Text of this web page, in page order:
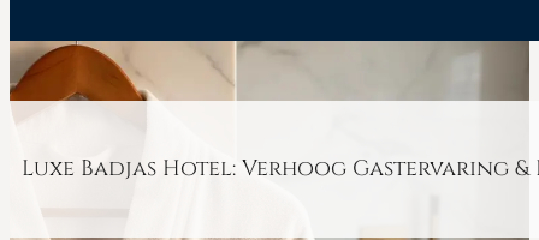
Luxe Badjas Hotel: Verhoog Gastervaring &